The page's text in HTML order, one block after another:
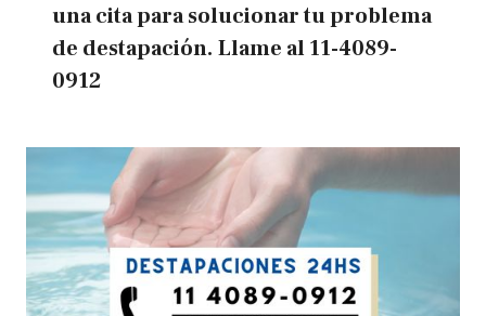
una cita para solucionar tu problema
de destapación. Llame al11-4089-
0912